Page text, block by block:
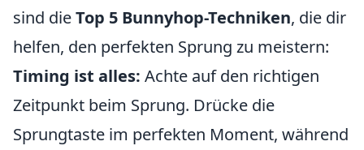
sind dieTop 5 Bunnyhop-Techniken, die dir
helfen, den perfekten Sprung zu meistern:
Timing ist alles: Achte auf den richtigen
Zeitpunkt beim Sprung. Drücke die
Sprungtaste im perfekten Moment, während